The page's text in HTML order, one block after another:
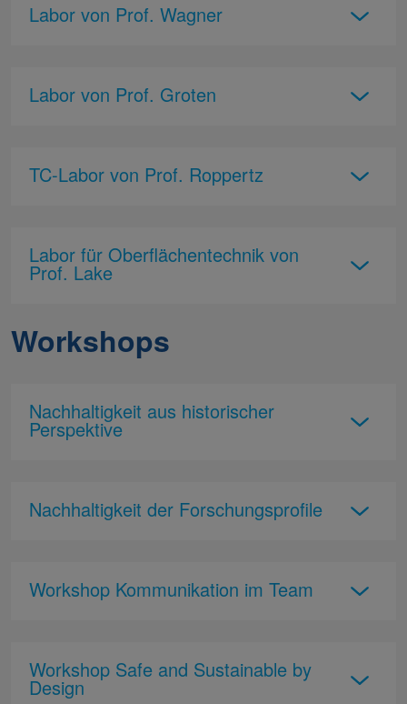
Labor von Prof. Wagner
Labor von Prof. Groten
TC-Labor von Prof. Roppertz
Labor für Oberflächentechnik von
Prof. Lake
Workshops
Nachhaltigkeit aus historischer
Perspektive
Nachhaltigkeit der Forschungsprofile
Workshop Kommunikation im Team
Workshop Safe and Sustainable by
Design